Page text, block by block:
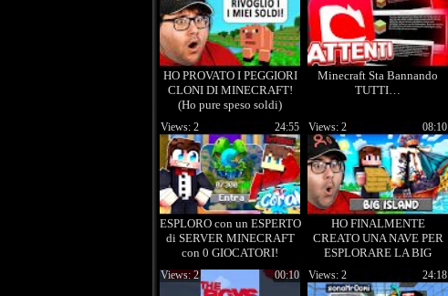
HO PROVATO I PEGGIORI
CLONI DI MINECRAFT!
(Ho pure speso soldi)
Minecraft Sta Bannando
TUTTI…
ESPLORO con un ESPERTO
di SERVER MINECRAFT
con 0 GIOCATORI!
24:55
Views: 2
HO FINALMENTE
CREATO UNA NAVE PER
ESPLORARE LA BIG
ISLAND! - Ep 5
08:10
Views: 2
00:10
Views: 2 24:18
Views: 2